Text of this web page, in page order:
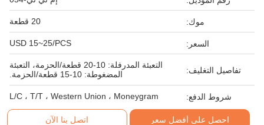
موك: 20 قطعة
السعر: USD 15~25/PCS
تفاصيل التغليف:
التعبئة المدرفلة: 10-20 قطعة/الحزمة، التعبئة
المضغوطة: 10-15 قطعة/الحزمة.
شروط الدفع: L/C ، T/T ، Western Union ، Moneygram
احصل على أفضل سعر اتصل بنا الآن